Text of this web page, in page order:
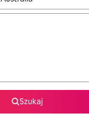
Szukaj